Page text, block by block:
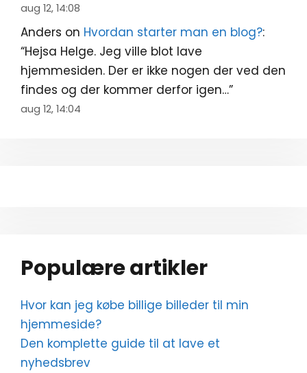
aug 12, 14:08
Anders on Hvordan starter man en blog?:
“Hejsa Helge. Jeg ville blot lave
hjemmesiden. Der er ikke nogen der ved den
findes og der kommer derfor igen…”
aug 12, 14:04
Populære artikler
Hvor kan jeg købe billige billeder til min
hjemmeside?
Den komplette guide til at lave et
nyhedsbrev